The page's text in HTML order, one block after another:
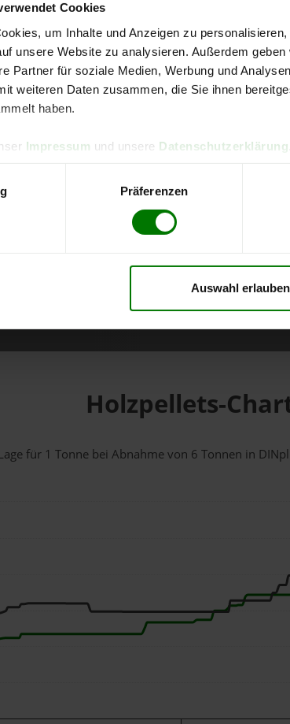
Cookies
um Inhalte und Anzeigen zu
unsere Website zu analysieren. Außerdem
Partner für soziale Medien, Werbung und
weiteren Daten zusammen, die Sie ihnen
haben.
Impressum und unsere Datenschutzerklärung
Präferenzen
Auswahl erlauben
unsere kostenlose
und direkt online bestellen
auf dem aktuellen Stand
nachverfolgen
App erfahren
Holzpellets-
für 1 Tonne bei Abnahmevon 6 Tonnen in